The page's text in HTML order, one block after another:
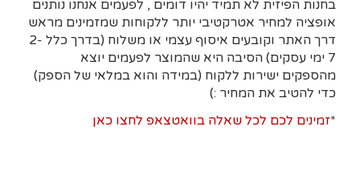
בחנות הפיזית לא תמיד יהיו דומים , לפעמים אנחנו נותנים
אופציה למחיר אטרקטיבי יותר ללקוחות שמזמינים מראש
דרך האתר וקובעים איסוף עצמי או משלוח (בדרך כלל 2-
7 ימי עסקים)
הסיבה היא שהמוצר לפעמים יוצא
מהספקים ישירות ללקוח (במידה והוא במלאי של הספק)
כדי להטיב את המחיר :)
*זמינים לכם לכל שאלה בוואטצאפ לחצו כאן